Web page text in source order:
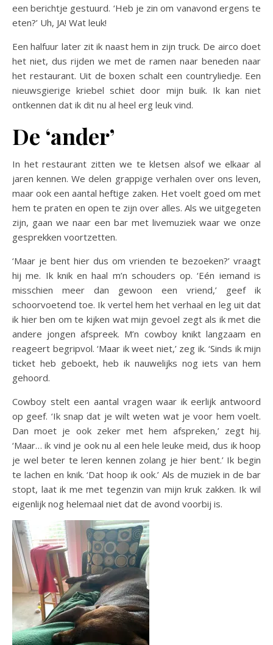
een berichtje gestuurd. ‘Heb je zin om vanavond ergens te
eten?’ Uh, JA! Wat leuk!
Een halfuur later zit ik naast hem in zijn truck. De airco doet
het niet, dus rijden we met de ramen naar beneden naar
het restaurant. Uit de boxen schalt een countryliedje. Een
nieuwsgierige kriebel schiet door mijn buik. Ik kan niet
ontkennen dat ik dit nu al heel erg leuk vind.
De ‘ander’
In het restaurant zitten we te kletsen alsof we elkaar al
jaren kennen. We delen grappige verhalen over ons leven,
maar ook een aantal heftige zaken. Het voelt goed om met
hem te praten en open te zijn over alles. Als we uitgegeten
zijn, gaan we naar een bar met livemuziek waar we onze
gesprekken voortzetten.
‘Maar je bent hier dus om vrienden te bezoeken?’ vraagt
hij me. Ik knik en haal m’n schouders op. ‘Eén iemand is
misschien meer dan gewoon een vriend,’ geef ik
schoorvoetend toe. Ik vertel hem het verhaal en leg uit dat
ik hier ben om te kijken wat mijn gevoel zegt als ik met die
andere jongen afspreek. M’n cowboy knikt langzaam en
reageert begripvol. ‘Maar ik weet niet,’ zeg ik. ‘Sinds ik mijn
ticket heb geboekt, heb ik nauwelijks nog iets van hem
gehoord.
Cowboy stelt een aantal vragen waar ik eerlijk antwoord
op geef. ‘Ik snap dat je wilt weten wat je voor hem voelt.
Dan moet je ook zeker met hem afspreken,’ zegt hij.
‘Maar… ik vind je ook nu al een hele leuke meid, dus ik hoop
je wel beter te leren kennen zolang je hier bent.’ Ik begin
te lachen en knik. ‘Dat hoop ik ook.’ Als de muziek in de bar
stopt, laat ik me met tegenzin van mijn kruk zakken. Ik wil
eigenlijk nog helemaal niet dat de avond voorbij is.